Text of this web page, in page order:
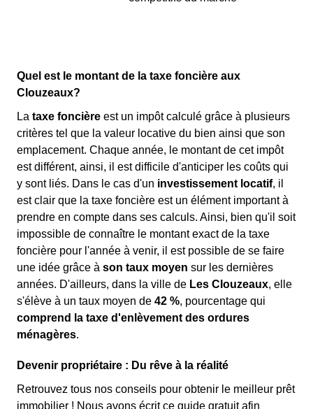
Quel est le montant de la taxe foncière aux
Clouzeaux?
La taxe foncière est un impôt calculé grâce à plusieurs
critères tel que la valeur locative du bien ainsi que son
emplacement. Chaque année, le montant de cet impôt
est différent, ainsi, il est difficile d'anticiper les coûts qui
y sont liés. Dans le cas d'un investissement locatif, il
est clair que la taxe foncière est un élément important à
prendre en compte dans ses calculs. Ainsi, bien qu'il soit
impossible de connaître le montant exact de la taxe
foncière pour l'année à venir, il est possible de se faire
une idée grâce à son taux moyen sur les dernières
années. D'ailleurs, dans la ville de Les Clouzeaux, elle
s'élève à un taux moyen de 42 %, pourcentage qui
comprend la taxe d'enlèvement des ordures
ménagères.
Devenir propriétaire : Du rêve à la réalité
Retrouvez tous nos conseils pour obtenir le meilleur prêt
immobilier ! Nous avons écrit ce guide gratuit afin